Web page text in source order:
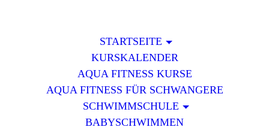
STARTSEITE
KURSKALENDER
AQUA FITNESS KURSE
AQUA FITNESS FÜR SCHWANGERE
SCHWIMMSCHULE
BABYSCHWIMMEN